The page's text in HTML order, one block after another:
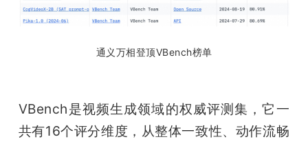
爱
通义万相登顶VBench榜单
VBench是视频生成领域的权威评测集，它一
共有16个评分维度，从整体一致性、动作流畅